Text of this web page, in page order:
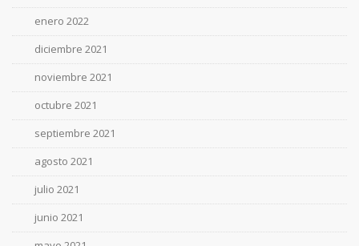
enero 2022
diciembre 2021
noviembre 2021
octubre 2021
septiembre 2021
agosto 2021
julio 2021
junio 2021